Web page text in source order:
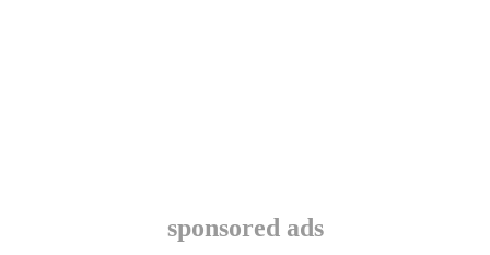
sponsored ads